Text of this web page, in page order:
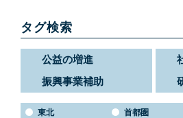
タグ検索
公益の増進
振興事業補助
東北 首都圏